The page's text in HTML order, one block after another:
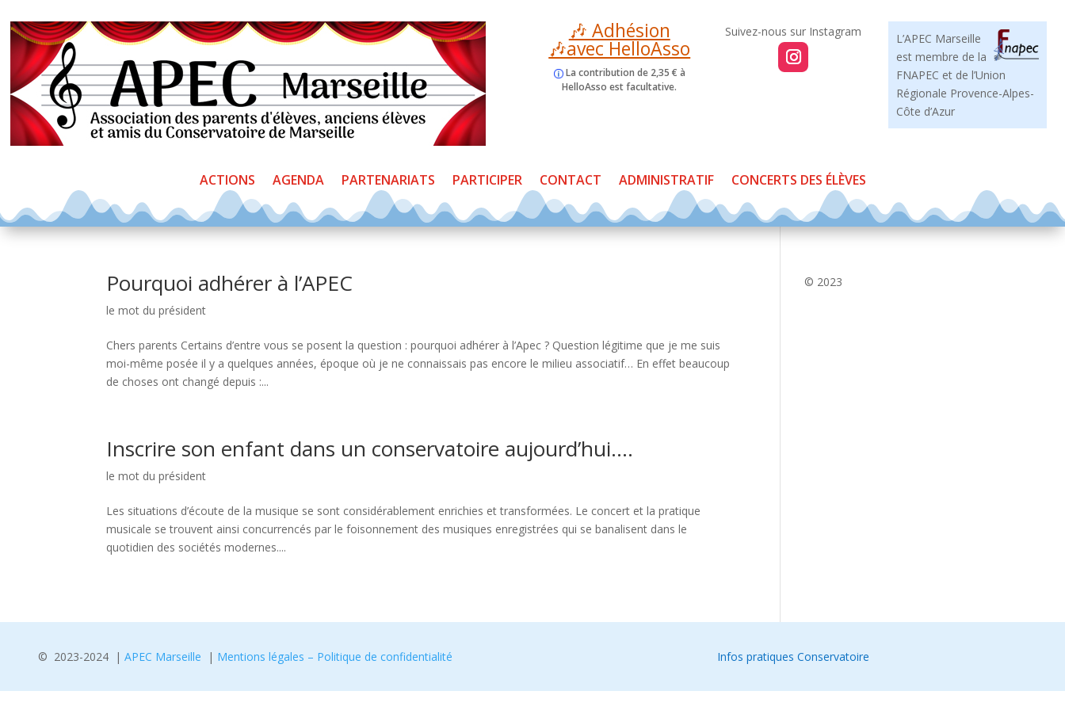
🎶 Adhésion
🎶avec HelloAsso
La contribution de 2,35 € à
HelloAsso est facultative.
L’APEC Marseille
est membre de la
FNAPEC et de l’Union
Régionale Provence-Alpes-
Côte d’Azur
ACTIONS AGENDA PARTENARIATS PARTICIPER CONTACT ADMINISTRATIF CONCERTS DES ÉLÈVES
Pourquoi adhérer à l’APEC
le mot du président
Chers parents Certains d’entre vous se posent la question : pourquoi adhérer à l’Apec ? Question légitime que je me suis
moi-même posée il y a quelques années, époque où je ne connaissais pas encore le milieu associatif… En effet beaucoup
de choses ont changé depuis :...
Inscrire son enfant dans un conservatoire aujourd’hui….
le mot du président
Les situations d’écoute de la musique se sont considérablement enrichies et transformées. Le concert et la pratique
musicale se trouvent ainsi concurrencés par le foisonnement des musiques enregistrées qui se banalisent dans le
quotidien des sociétés modernes....
© 2023
© 2023-2024 | APEC Marseille | Mentions légales – Politique de confidentialité Infos pratiques Conservatoire